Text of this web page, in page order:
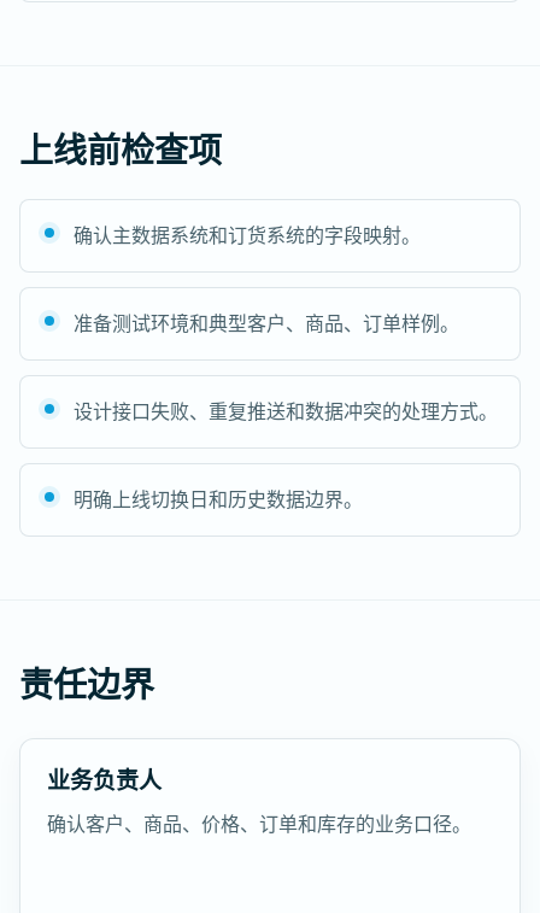
上线前检查项
确认主数据系统和订货系统的字段映射。
准备测试环境和典型客户、商品、订单样例。
设计接口失败、重复推送和数据冲突的处理方式。
明确上线切换日和历史数据边界。
责任边界
业务负责人
确认客户、商品、价格、订单和库存的业务口径。